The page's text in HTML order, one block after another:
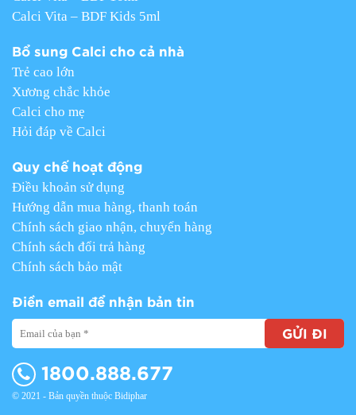
Calci Vita – BDF Kids 5ml
Bổ sung Calci cho cả nhà
Trẻ cao lớn
Xương chắc khỏe
Calci cho mẹ
Hỏi đáp về Calci
Quy chế hoạt động
Điều khoản sử dụng
Hướng dẫn mua hàng, thanh toán
Chính sách giao nhận, chuyển hàng
Chính sách đổi trả hàng
Chính sách bảo mật
Điền email để nhận bản tin
GỬI ĐI
1800.888.677
© 2021 - Bản quyền thuộc Bidiphar